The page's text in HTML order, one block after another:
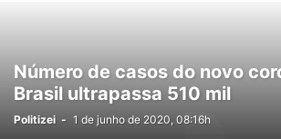
Número de casos do novo
Brasil ultrapassa 510 mil
Politizei - 1 de junho de 2020, 08:16h